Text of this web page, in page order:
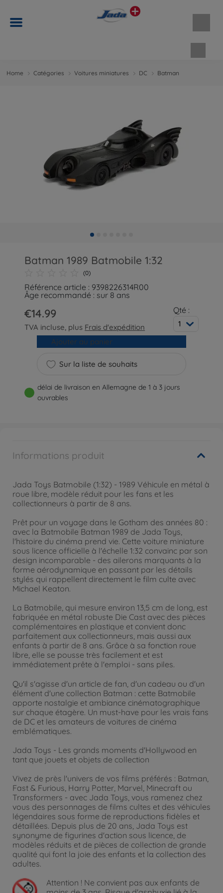
Home Catégories Voitures miniatures DC Batman
Batman 1989 Batmobile 1:32
(0)
Référence article : 9398226314R00
Âge recommandé : sur 8 ans
€14.99
TVA incluse, plus Frais d'expédition
Qté :
1
Sur la liste de souhaits
Ajouter au panier
délai de livraison en Allemagne de 1 à 3 jours
ouvrables
Informations produit
Jada Toys Batmobile (1:32) - 1989 Véhicule en métal à
roue libre, modèle réduit pour les fans et les
collectionneurs à partir de 8 ans.
Prêt pour un voyage dans le Gotham des années 80 :
avec la Batmobile Batman 1989 de Jada Toys,
l'histoire du cinéma prend vie. Cette voiture miniature
sous licence officielle à l'échelle 1:32 convainc par son
design incomparable - des ailerons marquants à la
forme aérodynamique en passant par les détails
stylés qui rappellent directement le film culte avec
Michael Keaton.
La Batmobile, qui mesure environ 13,5 cm de long, est
fabriquée en métal robuste Die Cast avec des pièces
complémentaires en plastique et convient donc
parfaitement aux collectionneurs, mais aussi aux
enfants à partir de 8 ans. Grâce à sa fonction roue
libre, elle se pousse très facilement et est
immédiatement prête à l'emploi - sans piles.
Qu'il s'agisse d'un article de fan, d'un cadeau ou d'un
élément d'une collection Batman : cette Batmobile
apporte nostalgie et ambiance cinématographique
sur chaque étagère. Un must-have pour les vrais fans
de DC et les amateurs de voitures de cinéma
emblématiques.
Jada Toys - Les grands moments d'Hollywood en
tant que jouets et objets de collection
Vivez de près l'univers de vos films préférés : Batman,
Fast & Furious, Harry Potter, Marvel, Minecraft ou
Transformers - avec Jada Toys, vous ramenez chez
vous des personnages de films cultes et des véhicules
légendaires sous forme de reproductions fidèles et
détaillées. Depuis plus de 20 ans, Jada Toys est
synonyme de figurines d'action sous licence, de
modèles réduits et de pièces de collection de grande
qualité qui font la joie des enfants et la collection des
adultes.
Attention ! Ne convient pas aux enfants de